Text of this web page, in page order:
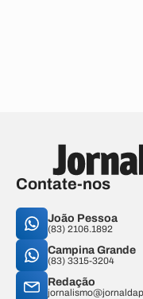
Contate-nos
João Pessoa
(83) 2106.1892
Campina Grande
(83) 3315-3204
Redação